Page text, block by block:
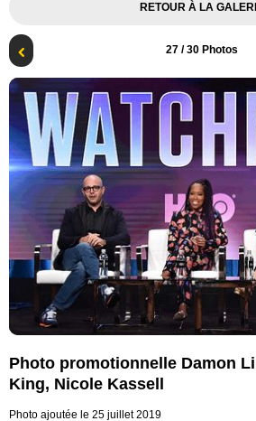
RETOUR À LA
27 / 30 Photos
Photo promotionnelle Damon
King, Nicole Kassell
Photo ajoutée le 25 juillet 2019